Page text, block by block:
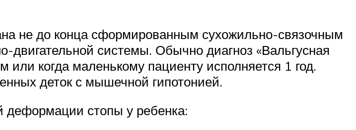
не до конца сформированным сухожильно-связочным
двигательной системы. Обычно диагноз «Вальгусная
когда маленькому пациенту исполняется 1 год.
деток с мышечной гипотонией.
деформации стопы у ребенка: